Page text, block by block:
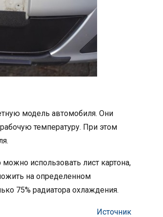
модель автомобиля. Они
температуру. При этом
использовать лист картона,
на определенном
75% радиатора охлаждения.
Источник